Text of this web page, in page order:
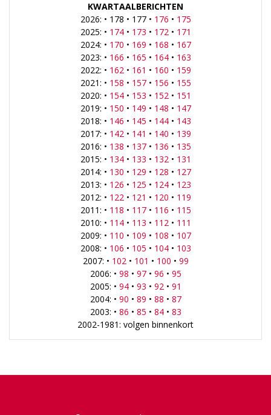
KWARTAALBERICHTEN
2026: • 178 • 177 • 176 • 175
2025: • 174• 173 • 172• 171
2024: • 170 • 169 • 168 • 167
2023: • 166 • 165 • 164• 163
2022: • 162• 161 • 160 • 159
2021: • 158 • 157• 156 • 155
2020: • 154• 153 • 152• 151
2019: • 150 • 149 • 148 • 147
2018: • 146 • 145 • 144• 143
2017: • 142• 141 • 140 • 139
2016: • 138 • 137• 136 • 135
2015: • 134• 133 • 132• 131
2014: • 130 • 129 • 128 • 127
2013: • 126 • 125 • 124• 123
2012: • 122• 121 • 120 • 119
2011: • 118 • 117• 116 • 115
2010: • 114• 113 • 112• 111
2009: • 110 • 109 • 108 • 107
2008: • 106 • 105 • 104• 103
2007: • 102• 101 • 100 • 99
2006: • 98 • 97• 96 • 95
2005: • 94• 93 • 92• 91
2004: • 90 • 89 • 88 • 87
2003: • 86 • 85 • 84• 83
2002-1981: volgen binnenkort